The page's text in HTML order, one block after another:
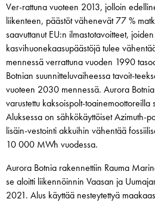
Ver-rattuna vuoteen 2013, jolloin
liikenteen, päästöt vähenevät 77 %
saavuttanut EU:n ilmastotavoitteet,
kasvihuonekaasupäästöjä tulee
mennessä verrattuna vuoden 1990
Botnian suunnitteluvaiheessa tavoit-
vuoteen 2030 mennessä. Aurora
varustettu kaksoispolt-
Aluksessa on sähkökäyttöiset Azimuth-
lisäin-vestointi akkuihin vähentää
10 000 MWh vuodessa.
Aurora Botnia rakennettiin Rauma
se aloitti liikennöinnin Vaasan ja
2021. Alus käyttää nesteytettyä